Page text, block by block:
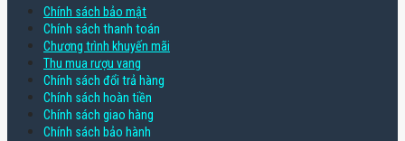
Chính sách bảo mật
Chính sách thanh toán
Chương trình khuyến mãi
Thu mua rượu vang
Chính sách đổi trả hàng
Chính sách hoàn tiền
Chính sách giao hàng
Chính sách bảo hành